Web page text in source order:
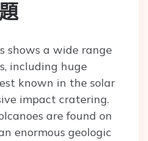
shows a wide range
including huge
known in the solar
impact cratering.
are found on
enormous geologic